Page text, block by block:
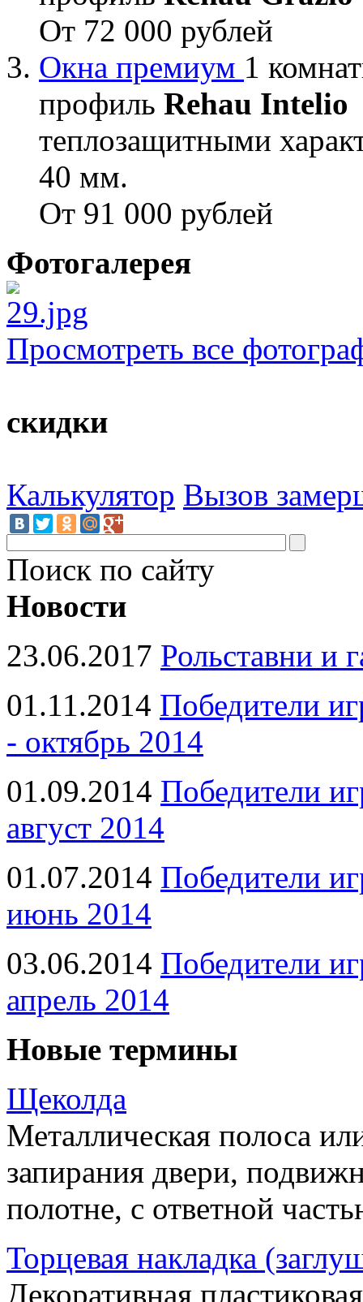
От 72 000 рублей
Окна премиум 1
профиль Rehau Intelio
теплозащитными
40 мм.
От 91 000 рублей
Фотогалерея
Просмотреть все
скидки
Калькулятор Вызов
Поиск по сайту
Новости
23.06.2017 Рольставни и
01.11.2014 Победители
- октябрь 2014
01.09.2014 Победители
август 2014
01.07.2014 Победители
июнь 2014
03.06.2014 Победители
апрель 2014
Новые термины
Щеколда
Металлическая полоса
запирания двери,
полотне, с ответной
Торцевая накладка
Декоративная